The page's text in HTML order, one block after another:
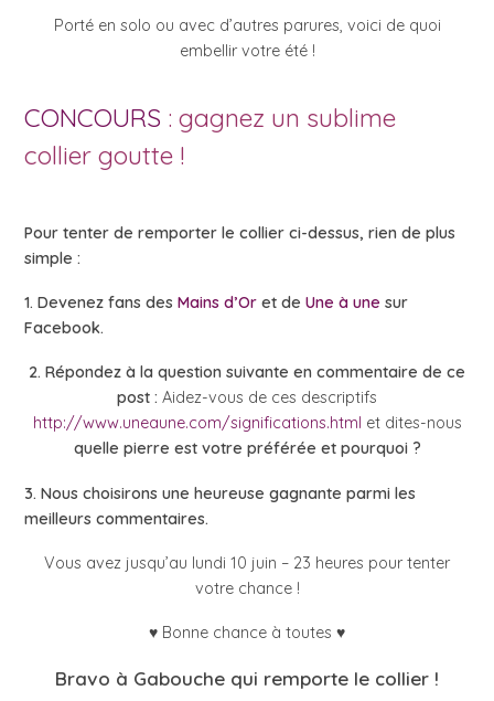
Porté en solo ou avec d’autres parures, voici de quoi
embellir votre été !
CONCOURS : gagnez un sublime
collier goutte !
Pour tenter de remporter le collier ci-dessus, rien de plus
simple :
1. Devenez fans des Mains d’Or et de Une à une sur
Facebook.
2. Répondez à la question suivante en commentaire de ce
post : Aidez-vous de ces descriptifs
http://www.uneaune.com/significations.html et dites-nous
quelle pierre est votre préférée et pourquoi ?
3. Nous choisirons une heureuse gagnante parmi les
meilleurs commentaires.
Vous avez jusqu’au lundi 10 juin – 23 heures pour tenter
votre chance !
♥ Bonne chance à toutes ♥
Bravo à Gabouche qui remporte le collier !